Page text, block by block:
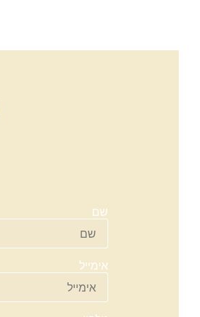
שם
אימייל